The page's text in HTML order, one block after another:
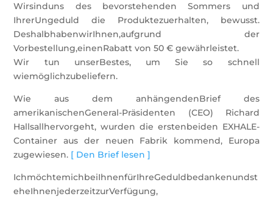
Wirsinduns des bevorstehenden Sommers und
IhrerUngeduld die Produktezuerhalten, bewusst.
DeshalbhabenwirIhnen,aufgrund der
Vorbestellung,einenRabatt von 50 € gewährleistet.
Wir tun unserBestes, um Sie so schnell
wiemöglichzubeliefern.
Wie aus dem anhängendenBrief des
amerikanischenGeneral-Präsidenten (CEO) Richard
Hallsallhervorgeht, wurden die erstenbeiden EXHALE-
Container aus der neuen Fabrik kommend, Europa
zugewiesen. [ Den Brief lesen ]
IchmöchtemichbeiIhnenfürIhreGeduldbedankenundst
eheIhnenjederzeitzurVerfügung,